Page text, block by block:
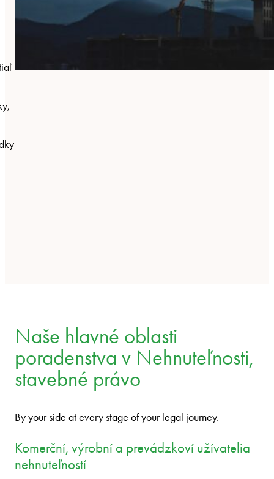
Naše hlavné oblasti
poradenstva v Nehnuteľnosti,
stavebné právo
By your side at every stage of your legal journey.
Komerční, výrobní a prevádzkoví užívatelia
nehnuteľností